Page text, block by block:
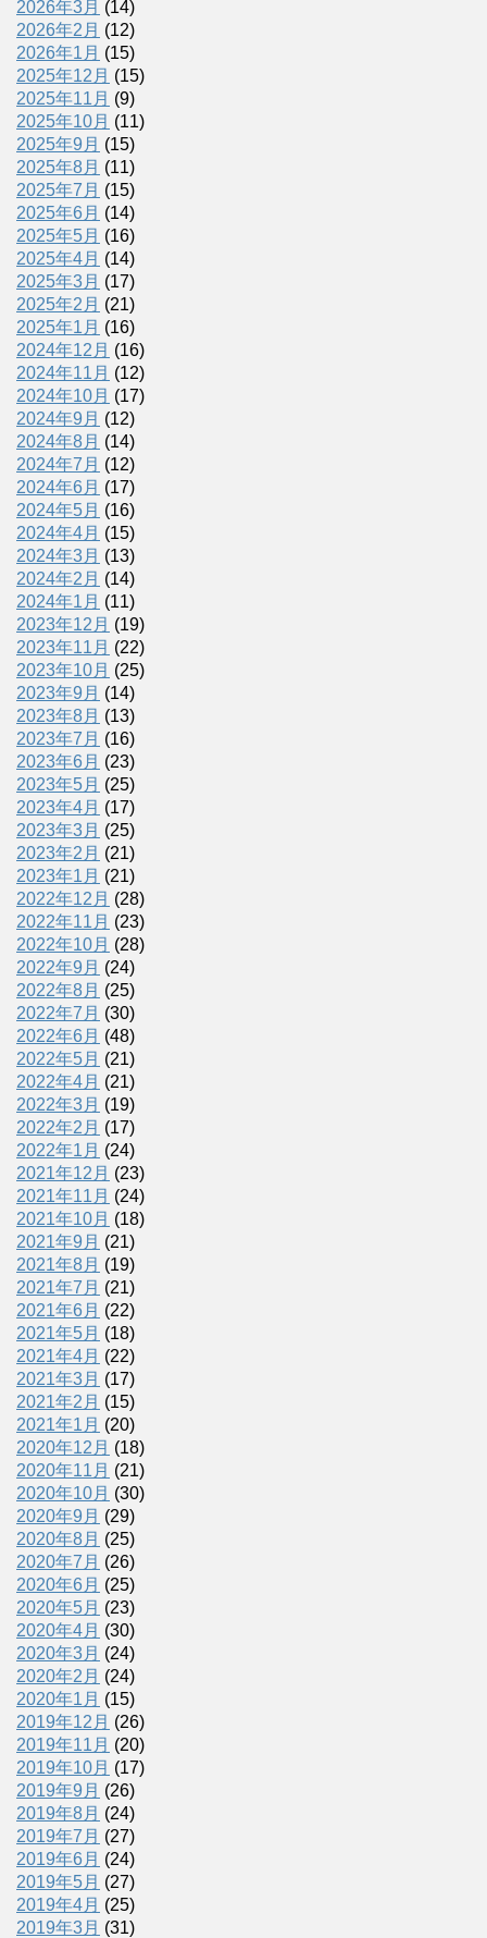
2026年3月 (14)
2026年2月 (12)
2026年1月 (15)
2025年12月 (15)
2025年11月 (9)
2025年10月 (11)
2025年9月 (15)
2025年8月 (11)
2025年7月 (15)
2025年6月 (14)
2025年5月 (16)
2025年4月 (14)
2025年3月 (17)
2025年2月 (21)
2025年1月 (16)
2024年12月 (16)
2024年11月 (12)
2024年10月 (17)
2024年9月 (12)
2024年8月 (14)
2024年7月 (12)
2024年6月 (17)
2024年5月 (16)
2024年4月 (15)
2024年3月 (13)
2024年2月 (14)
2024年1月 (11)
2023年12月 (19)
2023年11月 (22)
2023年10月 (25)
2023年9月 (14)
2023年8月 (13)
2023年7月 (16)
2023年6月 (23)
2023年5月 (25)
2023年4月 (17)
2023年3月 (25)
2023年2月 (21)
2023年1月 (21)
2022年12月 (28)
2022年11月 (23)
2022年10月 (28)
2022年9月 (24)
2022年8月 (25)
2022年7月 (30)
2022年6月 (48)
2022年5月 (21)
2022年4月 (21)
2022年3月 (19)
2022年2月 (17)
2022年1月 (24)
2021年12月 (23)
2021年11月 (24)
2021年10月 (18)
2021年9月 (21)
2021年8月 (19)
2021年7月 (21)
2021年6月 (22)
2021年5月 (18)
2021年4月 (22)
2021年3月 (17)
2021年2月 (15)
2021年1月 (20)
2020年12月 (18)
2020年11月 (21)
2020年10月 (30)
2020年9月 (29)
2020年8月 (25)
2020年7月 (26)
2020年6月 (25)
2020年5月 (23)
2020年4月 (30)
2020年3月 (24)
2020年2月 (24)
2020年1月 (15)
2019年12月 (26)
2019年11月 (20)
2019年10月 (17)
2019年9月 (26)
2019年8月 (24)
2019年7月 (27)
2019年6月 (24)
2019年5月 (27)
2019年4月 (25)
2019年3月 (31)